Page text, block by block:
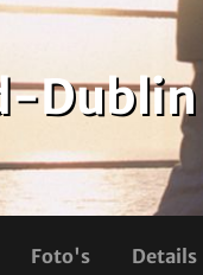
Dublin
Foto's Details